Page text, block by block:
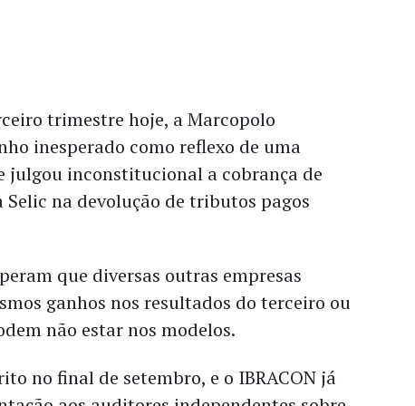
trimestre hoje, a Marcopolo
inesperado como reflexo de uma
julgou inconstitucional a cobrança de
Selic na devolução de tributos pagos
que diversas outras empresas
ganhos nos resultados do terceiro ou
não estar nos modelos.
no final de setembro, e o IBRACON já